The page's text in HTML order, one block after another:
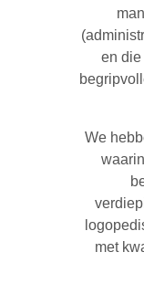
en die
We
met